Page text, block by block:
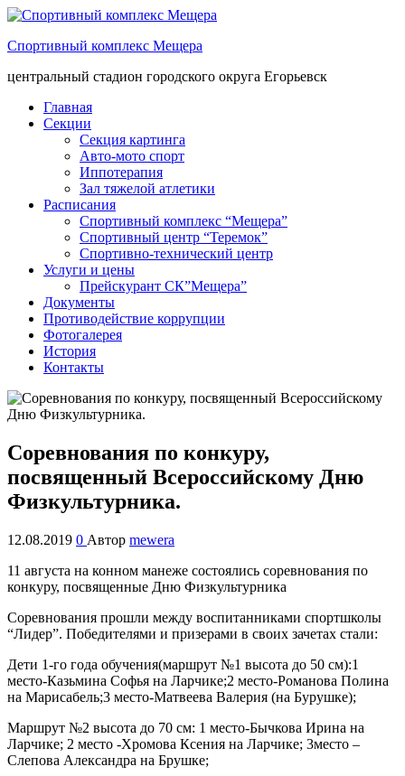
Спортивный комплекс Мещера
центральный стадион городского округа Егорьевск
Главная
Секции
Секция картинга
Авто-мото спорт
Иппотерапия
Зал тяжелой атлетики
Расписания
Спортивный комплекс “Мещера”
Спортивный центр “Теремок”
Спортивно-технический центр
Услуги и цены
Прейскурант СК”Мещера”
Документы
Противодействие коррупции
Фотогалерея
История
Контакты
Соревнования по конкуру,
посвященный Всероссийскому Дню
Физкультурника.
12.08.2019 0 Автор mewera
11 августа на конном манеже состоялись соревнования по
конкуру, посвященные Дню Физкультурника
Соревнования прошли между воспитанниками спортшколы
“Лидер”. Победителями и призерами в своих зачетах стали:
Дети 1-го года обучения(маршрут №1 высота до 50 см):1
место-Казьмина Софья на Ларчике;2 место-Романова Полина
на Марисабель;3 место-Матвеева Валерия (на Бурушке);
Маршрут №2 высота до 70 см: 1 место-Бычкова Ирина на
Ларчике; 2 место -Хромова Ксения на Ларчике; 3место –
Слепова Александра на Брушке;